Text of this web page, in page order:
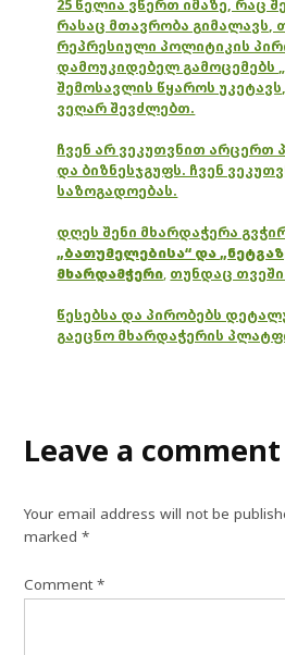
25 წელია ვწერთ იმაზე, რაც
რასაც მთავრობა გიმალავს,
რეპრესიული პოლიტიკის
დამოუკიდებელ გამოცემებს
შემოსავლის წყაროს
ვეღარ შევძლებთ.
ჩვენ არ ვეკუთვნით არცერთ
და ბიზნესჯგუფს. ჩვენ
საზოგადოებას.
დღეს შენი მხარდაჭერა
„ბათუმელებისა“ და
მხარდამჭერი, თუნდაც
წესებსა და პირობებს
გაეცნო მხარდაჭერის
Leave a comment
Your email address will not be
marked*
Comment*